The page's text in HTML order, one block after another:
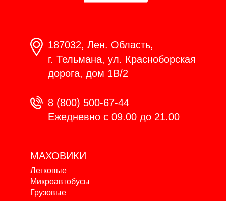
187032, Лен. Область,
г. Тельмана, ул. Красноборская
дорога, дом 1В/2
8 (800) 500-67-44
Ежедневно с 09.00 до 21.00
МАХОВИКИ
Легковые
Микроавтобусы
Грузовые